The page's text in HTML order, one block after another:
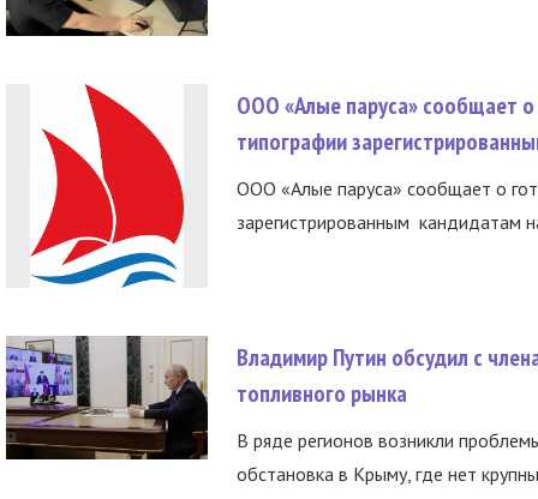
ООО «Алые паруса» сообщает о
типографии
ООО «Алые паруса» сообщает о
зарегистрированным кандидатам
Владимир Путин обсудил с
топливного рынка
В ряде регионов возникли
обстановка в Крыму, где нет